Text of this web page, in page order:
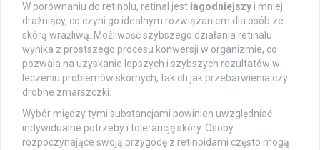
W porównaniu do retinolu, retinal jestłagodniejszy i mniej
drażniący, co czyni go idealnym rozwiązaniem dla osób ze
skórą wrażliwą. Możliwość szybszego działania retinalu
wynika z prostszego procesu konwersji w organizmie, co
pozwala na uzyskanie lepszych i szybszych rezultatów w
leczeniu problemów skórnych, takich jak przebarwienia czy
drobne zmarszczki.
Wybór między tymi substancjami powinien uwzględniać
indywidualne potrzeby i tolerancję skóry. Osoby
rozpoczynające swoją przygodę z retinoidami często mogą